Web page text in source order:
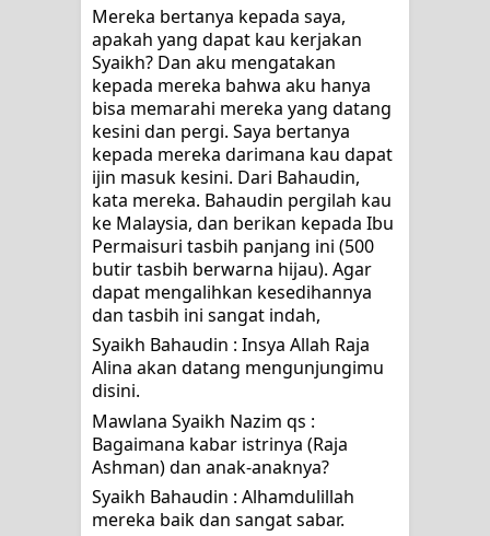
Mereka bertanya kepada saya,
apakah yang dapat kau kerjakan
Syaikh? Dan aku mengatakan
kepada mereka bahwa aku hanya
bisa memarahi mereka yang datang
kesini dan pergi. Saya bertanya
kepada mereka darimana kau dapat
ijin masuk kesini. Dari Bahaudin,
kata mereka. Bahaudin pergilah kau
ke Malaysia, dan berikan kepada Ibu
Permaisuri tasbih panjang ini (500
butir tasbih berwarna hijau). Agar
dapat mengalihkan kesedihannya
dan tasbih ini sangat indah,
Syaikh Bahaudin : Insya Allah Raja
Alina akan datang mengunjungimu
disini.
Mawlana Syaikh Nazim qs :
Bagaimana kabar istrinya (Raja
Ashman) dan anak-anaknya?
Syaikh Bahaudin : Alhamdulillah
mereka baik dan sangat sabar.